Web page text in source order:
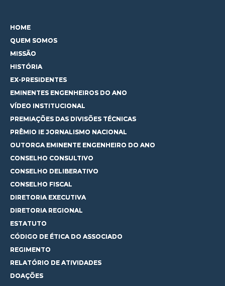
HOME
QUEM SOMOS
MISSÃO
HISTÓRIA
EX-PRESIDENTES
EMINENTES ENGENHEIROS DO ANO
VÍDEO INSTITUCIONAL
PREMIAÇÕES DAS DIVISÕES TÉCNICAS
PRÊMIO IE JORNALISMO NACIONAL
OUTORGA EMINENTE ENGENHEIRO DO ANO
CONSELHO CONSULTIVO
CONSELHO DELIBERATIVO
CONSELHO FISCAL
DIRETORIA EXECUTIVA
DIRETORIA REGIONAL
ESTATUTO
CÓDIGO DE ÉTICA DO ASSOCIADO
REGIMENTO
RELATÓRIO DE ATIVIDADES
DOAÇÕES